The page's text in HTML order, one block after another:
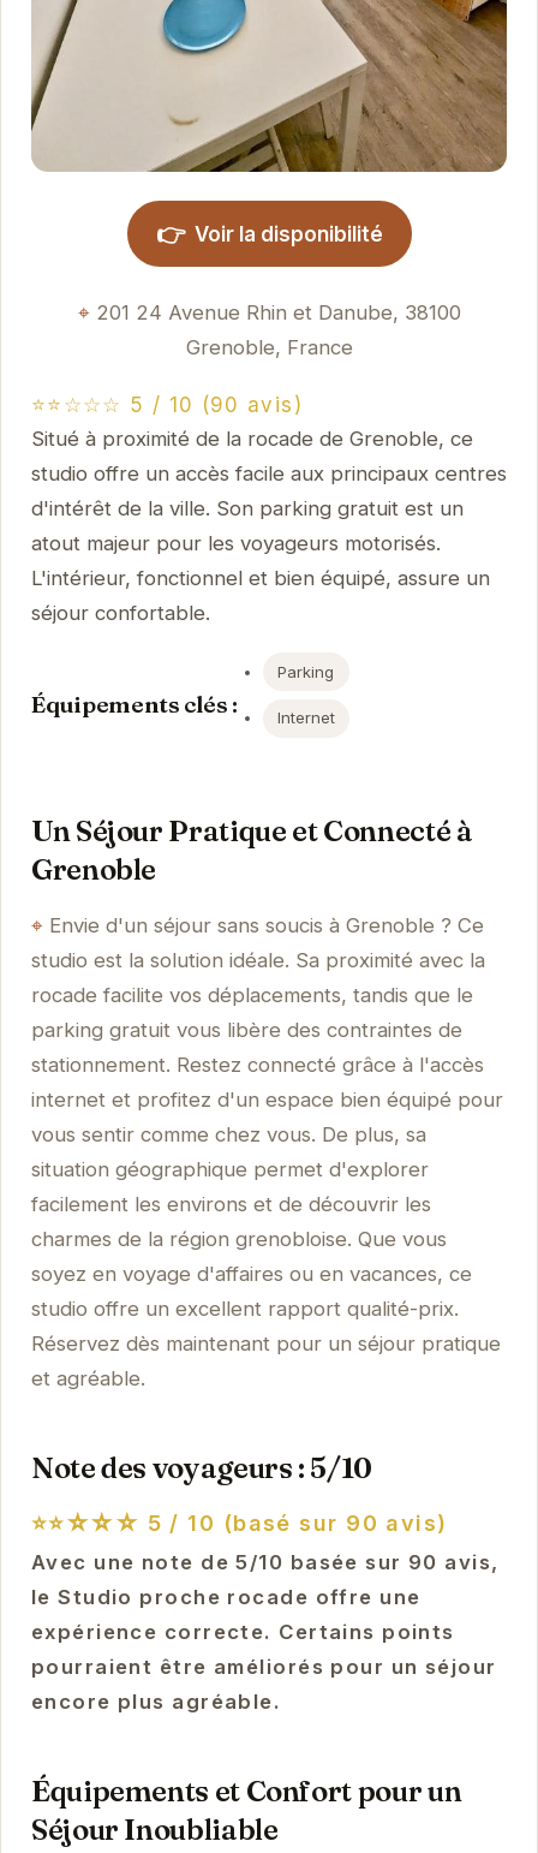
👉 Voir la disponibilité
201 24 Avenue Rhin et Danube, 38100
Grenoble, France
⭐⭐☆☆☆ 5 / 10 (90 avis)
Situé à proximité de la rocade de Grenoble, ce
studio offre un accès facile aux principaux centres
d'intérêt de la ville. Son parking gratuit est un
atout majeur pour les voyageurs motorisés.
L'intérieur, fonctionnel et bien équipé, assure un
séjour confortable.
Équipements clés :
Parking
Internet
Un Séjour Pratique et Connecté à
Grenoble
Envie d'un séjour sans soucis à Grenoble ? Ce
studio est la solution idéale. Sa proximité avec la
rocade facilite vos déplacements, tandis que le
parking gratuit vous libère des contraintes de
stationnement. Restez connecté grâce à l'accès
internet et profitez d'un espace bien équipé pour
vous sentir comme chez vous. De plus, sa
situation géographique permet d'explorer
facilement les environs et de découvrir les
charmes de la région grenobloise. Que vous
soyez en voyage d'affaires ou en vacances, ce
studio offre un excellent rapport qualité-prix.
Réservez dès maintenant pour un séjour pratique
et agréable.
Note des voyageurs : 5/10
⭐⭐☆☆☆ 5 / 10 (basé sur 90 avis)
Avec une note de 5/10 basée sur 90 avis,
le Studio proche rocade offre une
expérience correcte. Certains points
pourraient être améliorés pour un séjour
encore plus agréable.
Équipements et Confort pour un
Séjour Inoubliable